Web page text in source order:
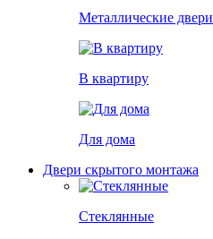
Металлические двери
В квартиру
Для дома
Двери скрытого монтажа
Стеклянные